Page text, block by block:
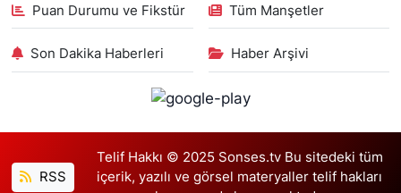
Puan Durumu ve Fikstür Tüm Manşetler
Son Dakika Haberleri Haber Arşivi
RSS
Telif Hakkı © 2025 Sonses.tv Bu sitedeki tüm
içerik, yazılı ve görsel materyaller telif hakları